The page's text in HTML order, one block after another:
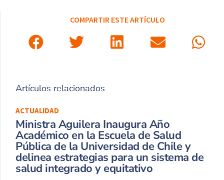
COMPARTIR ESTE ARTÍCULO
Artículos relacionados
ACTUALIDAD
Ministra Aguilera Inaugura Año
Académico en la Escuela de Salud
Pública de la Universidad de Chile y
delinea estrategias para un sistema de
salud integrado y equitativo